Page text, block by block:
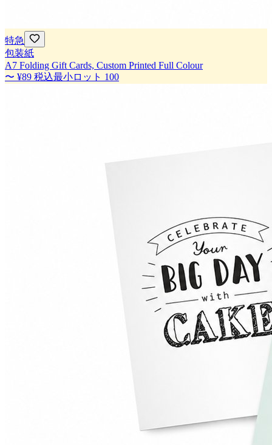
特急
包装紙
A7 Folding Gift Cards, Custom Printed Full Colour
〜 ¥89 税込最小ロット 100